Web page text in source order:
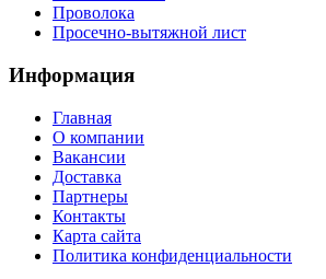
Проволока
Просечно-вытяжной лист
Информация
Главная
О компании
Вакансии
Доставка
Партнеры
Контакты
Карта сайта
Политика конфиденциальности